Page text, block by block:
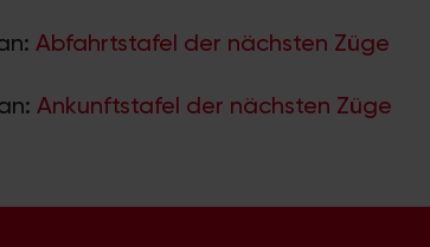
Abfahrtstafel der nächsten Züge
Ankunftstafel der nächsten Züge